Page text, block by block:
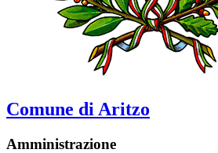
Comune di Aritzo
Amministrazione